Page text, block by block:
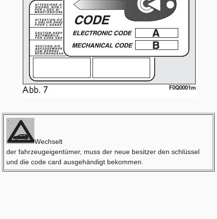
Wechselt
der fahrzeugeigentümer, muss der neue besitzer den schlüssel
und die code card ausgehändigt bekommen.